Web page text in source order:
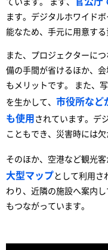
ます。デジタルホワイド
能なため、手元に用意する
また、プロジェクターに
備の手間が省けるほか、
もメリットです。 また、
を生かして、 市役所など
も使用されています。デ
こともでき、災害時には
そのほか、空港など観光客
大型マップとして利用さ
わり、近隣の施設へ案内
もつながっています。